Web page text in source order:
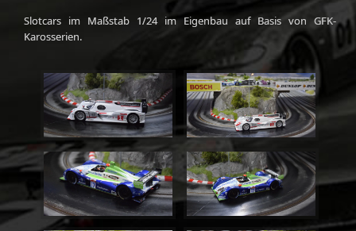
Slotcars im Maßstab 1/24 im Eigenbau auf Basis von GFK-
Karosserien.